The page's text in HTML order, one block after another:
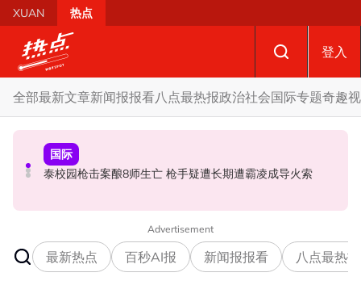
Skip to main content
XUAN 热点
登入
全部最新文章新闻报报看八点最热报政治社会国际专题奇趣
政治
促努鲁依莎辞职后勿重返政坛 罗诗雅：给他人机会领导公
国际
泰校园枪击案酿8师生亡 枪手疑遭长期遭霸凌成导火索
政治
炮轰哈迪不了解章程 阿兹敏：国盟无“自动退盟”规定
Advertisement
最新热点 百秒AI报 新闻报报看 八点最热报